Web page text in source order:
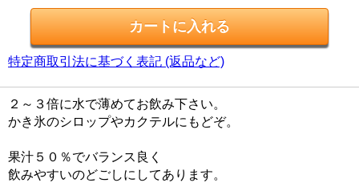
特定商取引法に基づく表記 (返品など)
２～３倍に水で薄めてお飲み下さい。
かき氷のシロップやカクテルにもどぞ。
果汁５０％でバランス良く
飲みやすいのどごしにしてあります。